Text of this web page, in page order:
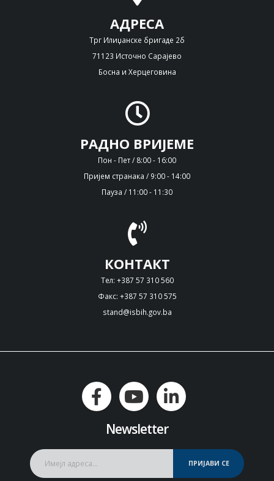
АДРЕСА
Трг Илиџанске бригаде 2б
71123 Источно Сарајево
Босна и Херцеговина
РАДНО ВРИЈЕМЕ
Пон - Пет / 8:00 - 16:00
Пријем странака / 9:00 - 14:00
Пауза / 11:00 - 11:30
КОНТАКТ
Тел: +387 57 310 560
Факс: +387 57 310 575
stand@isbih.gov.ba
Newsletter
ПРИЈАВИ СЕ